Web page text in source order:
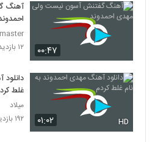
۰۰:۴۷
آهنگ
۱۲ بازدید
۰۱:۰۲ HD
غلط
میلاد
۱۹۲ بازدید